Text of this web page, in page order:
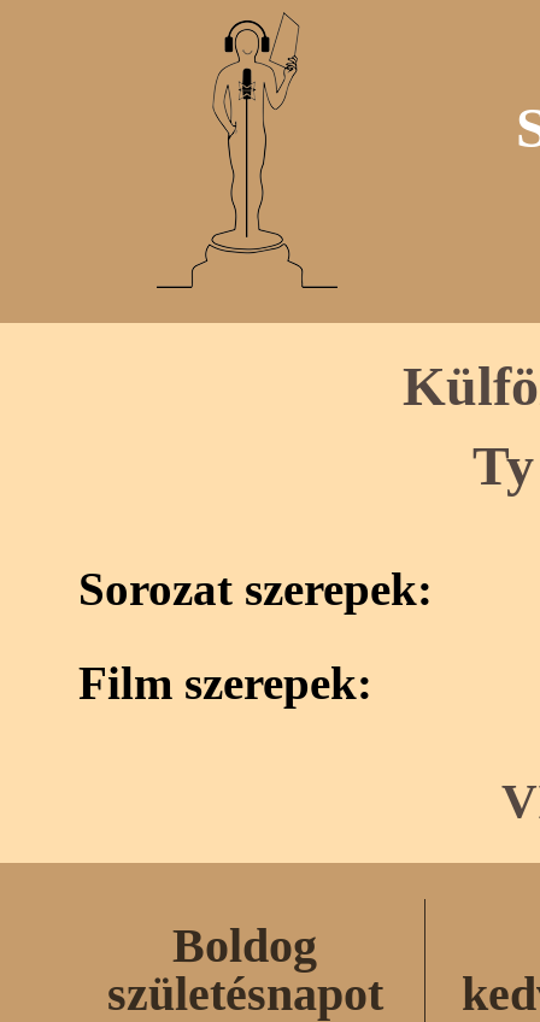
Sorozat szerepek:
Film szerepek:
Boldog
születésnapot